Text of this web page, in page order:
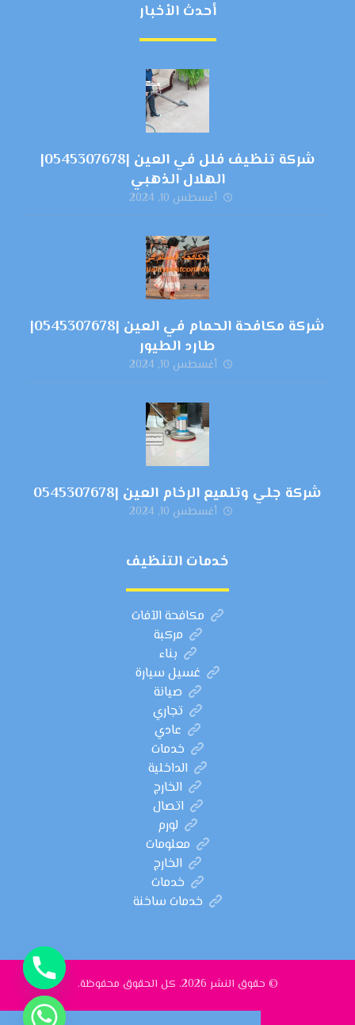
أحدث الأخبار
شركة تنظيف فلل في العين |0545307678|
الهلال الذهبي
أغسطس 10, 2024
شركة مكافحة الحمام في العين |0545307678|
طارد الطيور
أغسطس 10, 2024
شركة جلي وتلميع الرخام العين |0545307678
أغسطس 10, 2024
خدمات التنظيف
مكافحة الآفات
مركبة
بناء
غسيل سيارة
صيانة
تجاري
عادي
خدمات
الداخلية
الخارج
اتصال
لورم
معلومات
الخارج
خدمات
خدمات ساخنة
© حقوق النشر 2026. كل الحقوق محفوظة.